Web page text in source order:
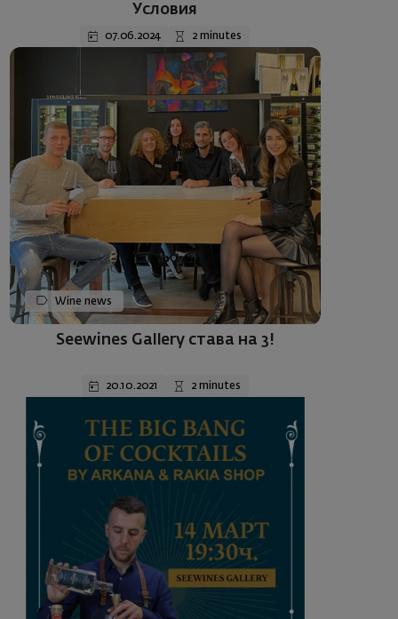
Условия
07.06.2024 2 minutes
Wine news
Seewines Gallery става на 3!
20.10.2021 2 minutes